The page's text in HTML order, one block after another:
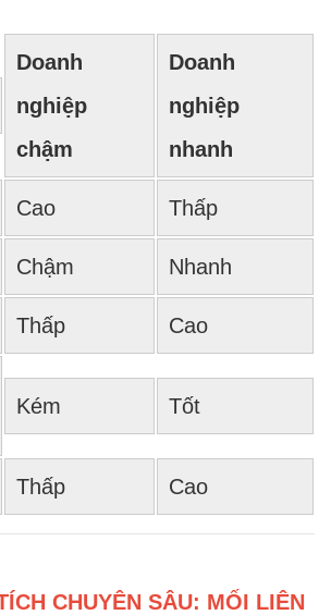
Doanh
nghiệp
chậm
Doanh
nghiệp
nhanh
Cao Thấp
Chậm Nhanh
Thấp Cao
Kém Tốt
Thấp Cao
CHUYÊN SÂU: MỐI LIÊN